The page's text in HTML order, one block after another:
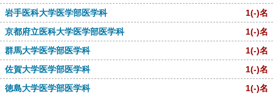
岩手医科大学医学部医学科
1(-)名
京都府立医科大学医学部医学科
1(-)名
群馬大学医学部医学科
1(-)名
佐賀大学医学部医学科
1(-)名
徳島大学医学部医学科
1(-)名